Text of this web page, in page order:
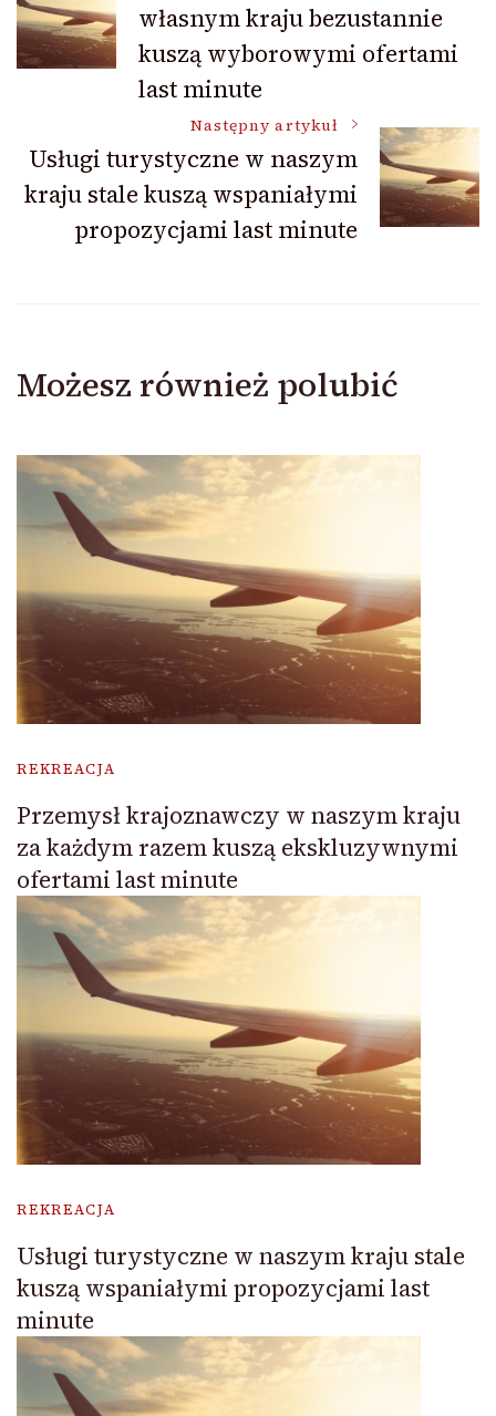
wpisuwłasnym kraju bezustannie
kuszą wyborowymi ofertami
last minute
Następny artykuł
Usługi turystyczne w naszym
kraju stale kuszą wspaniałymi
propozycjami last minute
Możesz również polubić
REKREACJA
Przemysł krajoznawczy w naszym kraju
za każdym razem kuszą ekskluzywnymi
ofertami last minute
REKREACJA
Usługi turystyczne w naszym kraju stale
kuszą wspaniałymi propozycjami last
minute